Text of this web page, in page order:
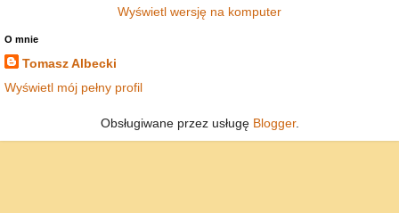
Wyświetl wersję na komputer
O mnie
Tomasz Albecki
Wyświetl mój pełny profil
Obsługiwane przez usługę Blogger.